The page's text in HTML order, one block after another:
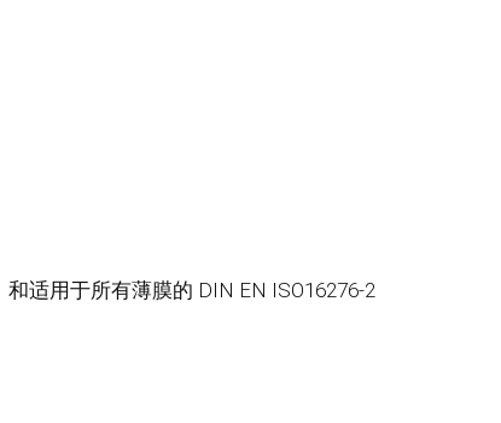
适用于所有薄膜的 DIN EN ISO16276-2